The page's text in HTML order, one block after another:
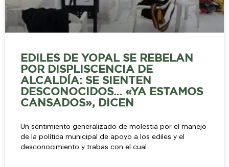
EDILES DE YOPAL SE REBELAN
POR DISPLISCENCIA DE
ALCALDÍA: SE SIENTEN
DESCONOCIDOS… «YA ESTAMOS
CANSADOS», DICEN
Un sentimiento generalizado de molestia por el manejo
de la política municipal de apoyo a los ediles y el
desconocimiento y trabas con el cual